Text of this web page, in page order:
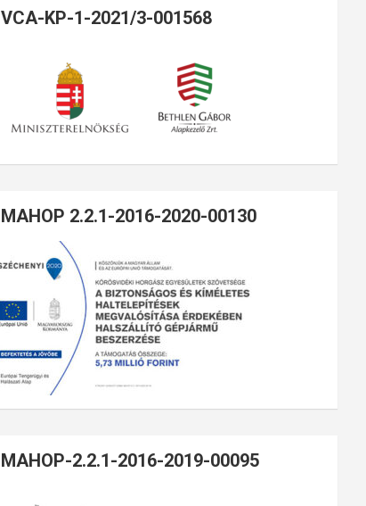
VCA-KP-1-2021/3-001568
MAHOP 2.2.1-2016-2020-00130
MAHOP-2.2.1-2016-2019-00095